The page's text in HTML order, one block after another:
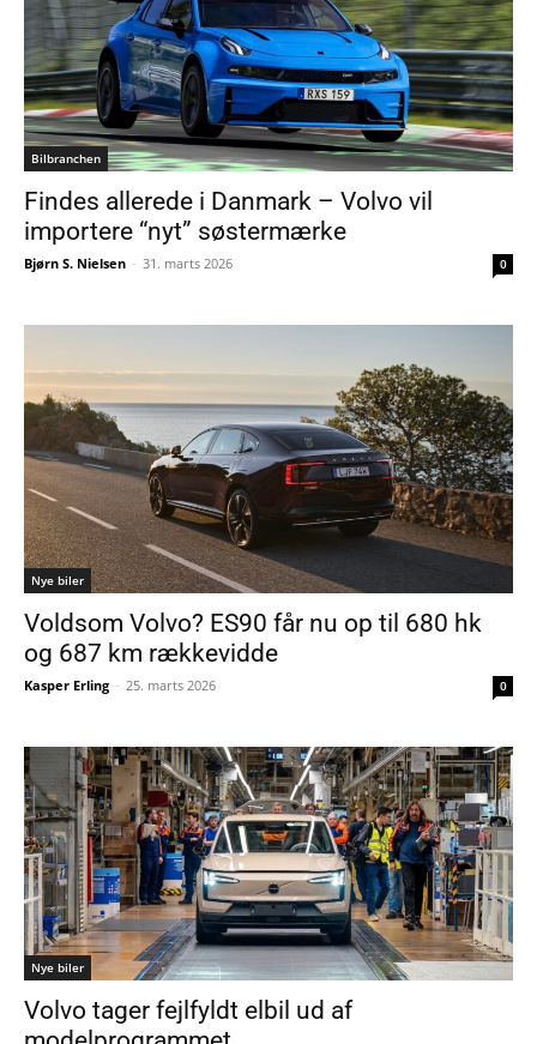
Bilbranchen
Findes allerede i Danmark – Volvo vil
importere “nyt” søstermærke
Bjørn S. Nielsen - 31. marts 2026 0
Nye biler
Voldsom Volvo? ES90 får nu op til 680 hk
og 687 km rækkevidde
Kasper Erling - 25. marts 2026 0
Nye biler
Volvo tager fejlfyldt elbil ud af